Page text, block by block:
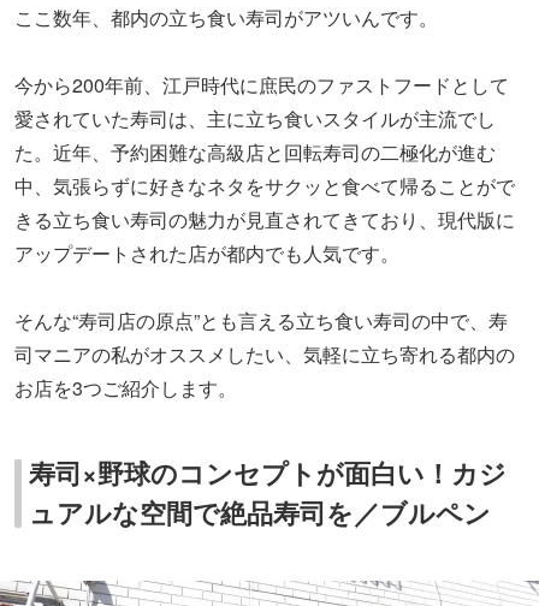
ここ数年、都内の立ち食い寿司がアツいんです。
今から200年前、江戸時代に庶民のファストフードとして
愛されていた寿司は、主に立ち食いスタイルが主流でし
た。近年、予約困難な高級店と回転寿司の二極化が進む
中、気張らずに好きなネタをサクッと食べて帰ることがで
きる立ち食い寿司の魅力が見直されてきており、現代版に
アップデートされた店が都内でも人気です。
そんな“寿司店の原点”とも言える立ち食い寿司の中で、寿
司マニアの私がオススメしたい、気軽に立ち寄れる都内の
お店を3つご紹介します。
寿司×野球のコンセプトが面白い！カジ
ュアルな空間で絶品寿司を／ブルペン